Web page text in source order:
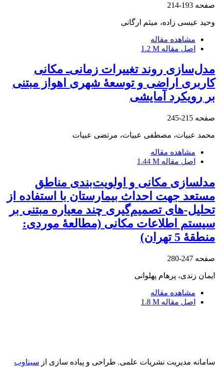
صفحه 193-214
وحید عیسی زاده، میثم ارگانی
مشاهده مقاله
اصل مقاله 1.2 M
مدل‌سازی روند تغییرات زمانی‌ـ مکانی
کاربری اراضی و توسعۀ شهری اهواز مبتنی
بر رویکرد آمایشی
صفحه 215-245
محمد عبیات، مصطفی عبیات، مرتضی عبیات
مشاهده مقاله
اصل مقاله 1.44 M
مدلسازی مکانی و اولویت‌بندی مناطق
مستعد جهت احداث بیمارستان با استفاده از
تحلیل-های تصمیم‌گیری چند معیاره مبتنی بر
سیستم اطلاعات مکانی (مطالعۀ موردی:
منطقۀ 5 تهران)
صفحه 247-280
ایمان زندی، پرهام پهلوانی
مشاهده مقاله
اصل مقاله 1.8 M
سامانه مدیریت نشریات علمی. طراحی و پیاده سازی از سیناوب